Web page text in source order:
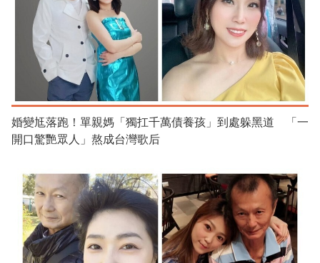
婚變尪落跑！單親媽「獨扛千萬債養孩」到處躲黑道 「一
開口驚艷眾人」熬成台灣歌后